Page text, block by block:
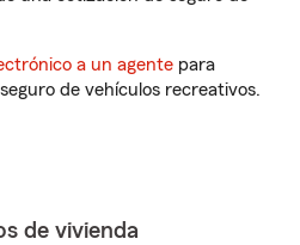
a un agente para
de vehículos recreativos.
de vivienda